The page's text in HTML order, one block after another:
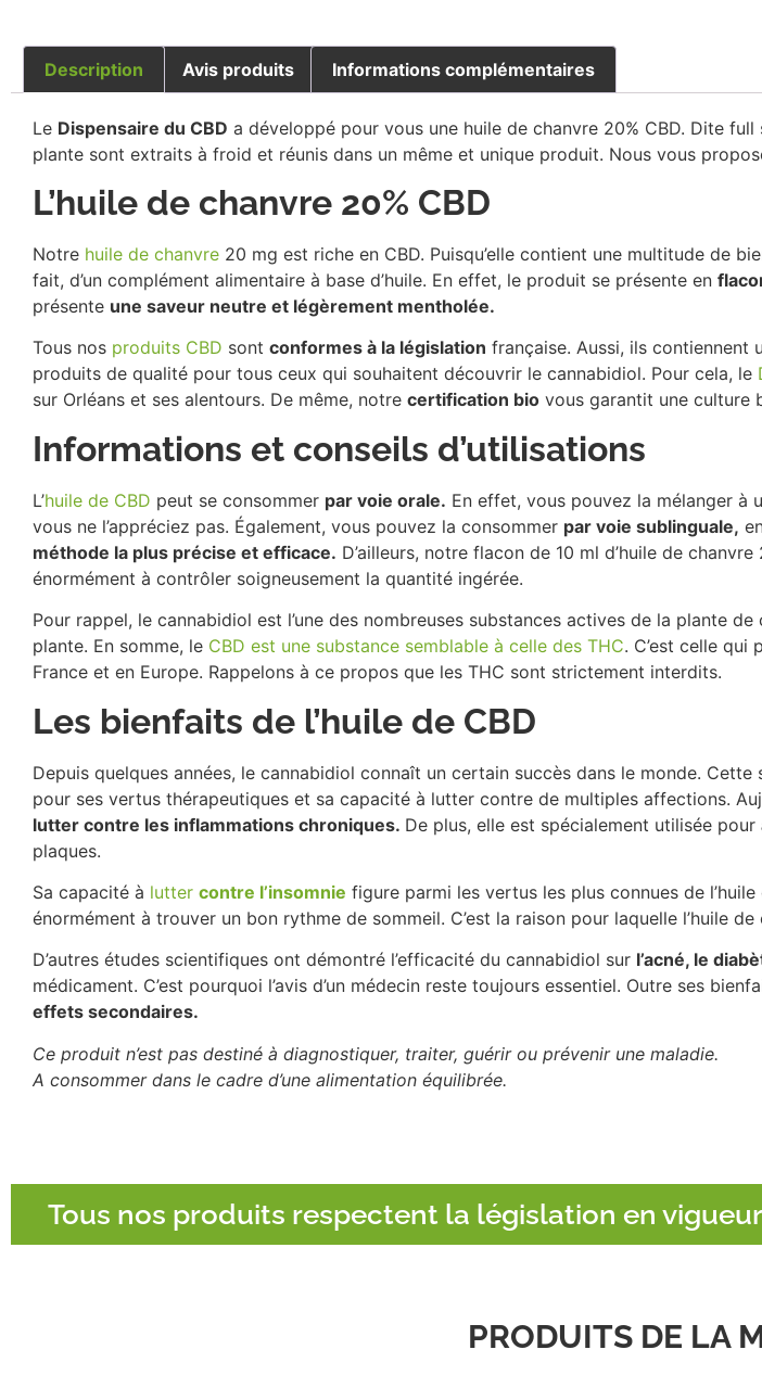
Description Avis produits Informations complémentaires
Le Dispensaire du CBD a développé pour vous une huile de chanvre 20% CBD. Dite
plante sont extraits à froid et réunis dans un même et unique produit. Nous vous
L’huile de chanvre 20% CBD
Notre huile de chanvre 20 mg est riche en CBD. Puisqu’elle contient une multitude de
fait, d’un complément alimentaire à base d’huile. En effet, le produit se présente en
présente une saveur neutre et légèrement mentholée.
Tous nos produits CBD sont conformes à la législation française. Aussi, ils contiennent
produits de qualité pour tous ceux qui souhaitent découvrir le cannabidiol. Pour cela, le
sur Orléans et ses alentours. De même, notre certification bio vous garantit une culture
Informations et conseils d’utilisations
L’huile de CBD peut se consommer par voie orale. En effet, vous pouvez la mélanger à
vous ne l’appréciez pas. Également, vous pouvez la consommer par voie sublinguale,
méthode la plus précise et efficace. D’ailleurs, notre flacon de 10 ml d’huile de
énormément à contrôler soigneusement la quantité ingérée.
Pour rappel, le cannabidiol est l’une des nombreuses substances actives de la plante
plante. En somme, le CBD est une substance semblable à celle des THC. C’est celle qui
France et en Europe. Rappelons à ce propos que les THC sont strictement interdits.
Les bienfaits de l’huile de CBD
Depuis quelques années, le cannabidiol connaît un certain succès dans le monde.
pour ses vertus thérapeutiques et sa capacité à lutter contre de multiples affections.
lutter contre les inflammations chroniques. De plus, elle est spécialement utilisée pour
plaques.
Sa capacité à lutter contre l’insomnie figure parmi les vertus les plus connues de
énormément à trouver un bon rythme de sommeil. C’est la raison pour laquelle l’huile
D’autres études scientifiques ont démontré l’efficacité du cannabidiol sur l’acné, le
médicament. C’est pourquoi l’avis d’un médecin reste toujours essentiel. Outre ses
effets secondaires.
Ce produit n’est pas destiné à diagnostiquer, traiter, guérir ou prévenir une maladie.
A consommer dans le cadre d’une alimentation équilibrée.
Tous nos produits respectent la législation en
PRODUITS DE LA